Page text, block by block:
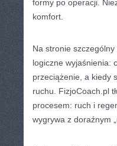
formy po operacji.
komfort.
Na stronie
logiczne wyjaśnienia:
przeciążenie, a kiedy
ruchu. FizjoCoach.pl
procesem: ruch i
wygrywa z doraźnym